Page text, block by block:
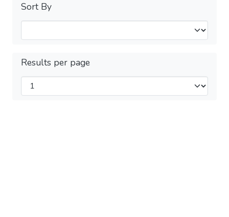
Sort By
Results per page